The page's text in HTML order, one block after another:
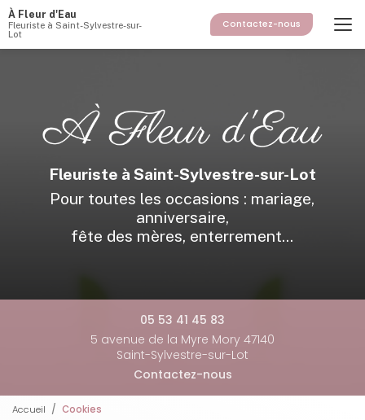
Aller
au
contenu
principal
À Fleur d'Eau
Fleuriste à Saint-Sylvestre-sur-
Lot
Contactez-nous
Fleuriste à Saint-Sylvestre-sur-Lot
Pour toutes les occasions : mariage,
anniversaire,
fête des mères, enterrement...
05 53 41 45 83
5 avenue de la Myre Mory 47140
Saint-Sylvestre-sur-Lot
Contactez-nous
Accueil Cookies